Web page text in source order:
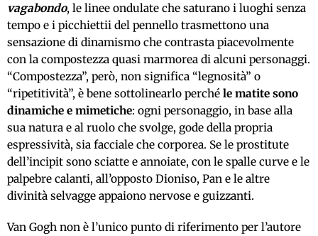
vagabondo, le linee ondulate che saturano i luoghi senza
tempo e i picchiettii del pennello trasmettono una
sensazione di dinamismo che contrasta piacevolmente
con la compostezza quasi marmorea di alcuni personaggi.
“Compostezza”, però, non significa “legnosità” o
“ripetitività”, è bene sottolinearlo perché le matite sono
dinamiche e mimetiche: ogni personaggio, in base alla
sua natura e al ruolo che svolge, gode della propria
espressività, sia facciale che corporea. Se le prostitute
dell’incipit sono sciatte e annoiate, con le spalle curve e le
palpebre calanti, all’opposto Dioniso, Pan e le altre
divinità selvagge appaiono nervose e guizzanti.
Van Gogh non è l’unico punto di riferimento per l’autore